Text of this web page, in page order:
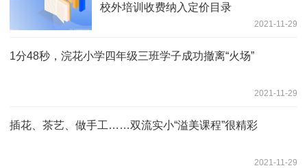
校外培训收费纳入定价目录
2021-11-29
1分48秒，浣花小学四年级三班学子成功撤离“火场”
2021-11-29
插花、茶艺、做手工……双流实小“溢美课程”很精彩
2021-11-29